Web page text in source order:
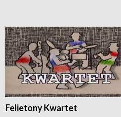
Felietony Kwartet